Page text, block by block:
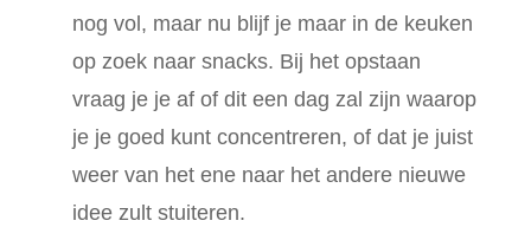
nog vol, maar nu blijf je maar in de keuken
op zoek naar snacks. Bij het opstaan
vraag je je af of dit een dag zal zijn waarop
je je goed kunt concentreren, of dat je juist
weer van het ene naar het andere nieuwe
idee zult stuiteren.